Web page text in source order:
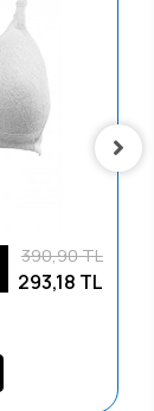
390,90 TL
293,18 TL